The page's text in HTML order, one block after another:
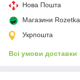
Нова Пошта
Магазини Rozetka
Укрпошта
Всі умови доставки